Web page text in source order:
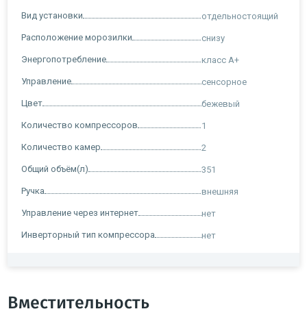
Вид установки отдельностоящий
Расположение морозилки снизу
Энергопотребление класс A+
Управление сенсорное
Цвет бежевый
Количество компрессоров 1
Количество камер 2
Общий объём(л) 351
Ручка внешняя
Управление через интернет нет
Инверторный тип компрессора нет
Вместительность